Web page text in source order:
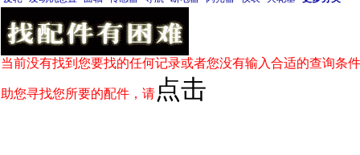
当前没有找到您要找的任何记录或者您没有输入合适的查询条
助您寻找您所要的配件，请 点击